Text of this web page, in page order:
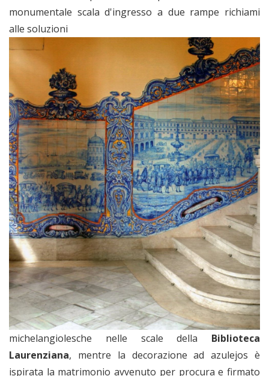
monumentale scala d'ingresso a due rampe richiami
alle soluzioni
michelangiolesche nelle scale della Biblioteca
Laurenziana, mentre la decorazione ad azulejos è
ispirata la matrimonio avvenuto per procura e firmato